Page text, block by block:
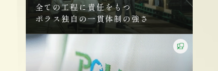
全ての工程に責任をもつ
ポラス独自の一貫体制の強さ